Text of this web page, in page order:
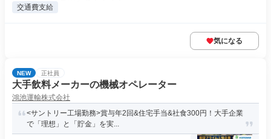
交通費支給
気になる
NEW 正社員
大手飲料メーカーの機械オペレーター
鴻池運輸株式会社
<サントリー工場勤務>賞与年2回&住宅手当&社食300円！大手企業
で「理想」と「貯金」を実...